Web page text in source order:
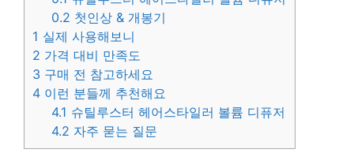
0.2 첫인상 & 개봉기
1 실제 사용해보니
2 가격 대비 만족도
3 구매 전 참고하세요
4 이런 분들께 추천해요
4.1 슈틸루스터 헤어스타일러 볼륨 디퓨저
4.2 자주 묻는 질문